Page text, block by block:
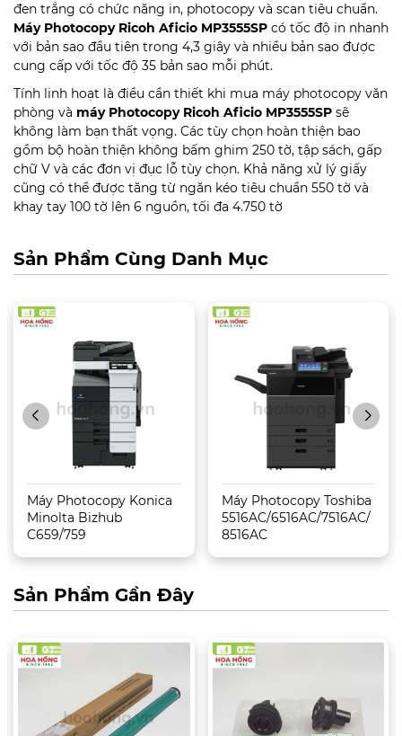
đen trắng có chức năng in, photocopy và scan tiêu chuẩn.
Máy Photocopy Ricoh Aficio MP3555SP có tốc độ in nhanh
với bản sao đầu tiên trong 4,3 giây và nhiều bản sao được
cung cấp với tốc độ 35 bản sao mỗi phút.
Tính linh hoạt là điều cần thiết khi mua máy photocopy văn
phòng và máy Photocopy Ricoh Aficio MP3555SP sẽ
không làm bạn thất vọng. Các tùy chọn hoàn thiện bao
gồm bộ hoàn thiện không bấm ghim 250 tờ, tập sách, gấp
chữ V và các đơn vị đục lỗ tùy chọn. Khả năng xử lý giấy
cũng có thể được tăng từ ngăn kéo tiêu chuẩn 550 tờ và
khay tay 100 tờ lên 6 nguồn, tối đa 4.750 tờ
Sản Phẩm Cùng Danh Mục
Máy Photocopy Konica
Minolta Bizhub
C659/759
Máy Photocopy Toshiba
5516AC/6516AC/7516AC/
8516AC
Sản Phẩm Gần Đây